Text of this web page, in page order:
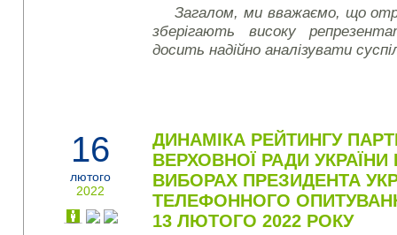
Загалом, ми вважаємо, що
зберігають високу
досить надійно аналізувати
16
лютого
2022
ДИНАМІКА РЕЙТИНГУ
ВЕРХОВНОЇ РАДИ УКРАЇНИ
ВИБОРАХ ПРЕЗИДЕНТА
ТЕЛЕФОННОГО
13 ЛЮТОГО 2022 РОКУ